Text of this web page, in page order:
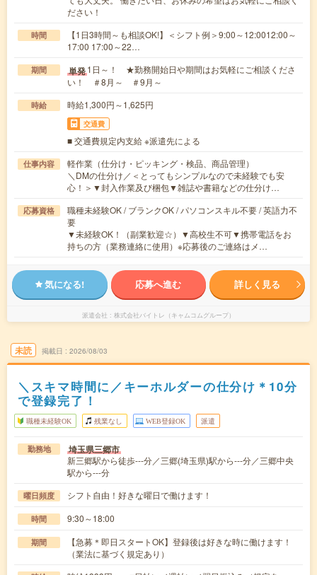
ださい！
時間
【1日3時間～も相談OK!】＜シフト例＞9:00～12:0012:00～
17:00 17:00～22…
期間 単発1日～！ ★勤務開始日や期間はお気軽にご相談くださ
い！ ＃8月～ ＃9月～
時給 時給1,300円～1,625円
交通費
■ 交通費規定内支給 ※派遣先による
仕事内容
軽作業（仕分け・ピッキング・検品、商品管理）
＼DMの仕分け／＜とってもシンプルなので未経験でも安
心！＞▼封入作業及び梱包▼雑誌や書籍などの仕分け…
応募資格
職種未経験OK / ブランクOK / パソコンスキル不要 / 英語力不
要
▼未経験OK！（副業歓迎☆）▼高校生不可▼携帯電話をお
持ちの方（業務連絡に使用）※応募後のご連絡はメ…
気になる! 応募へ進む 詳しく見る
派遣会社 株式会社バイトレ（キャムコムグループ）
未読 掲載日 2026/08/03
＼スキマ時間に／キーホルダーの仕分け＊10分
で登録完了！
職種未経験OK 残業なし WEB登録OK 派遣
勤務地 埼玉県三郷市
新三郷駅から徒歩---分／三郷(埼玉県)駅から---分／三郷中央
駅から---分
曜日頻度 シフト自由！好きな曜日で働けます！
時間 9:30～18:00
期間
【急募＊即日スタートOK】登録後は好きな時に働けます！
（業法に基づく規定あり）